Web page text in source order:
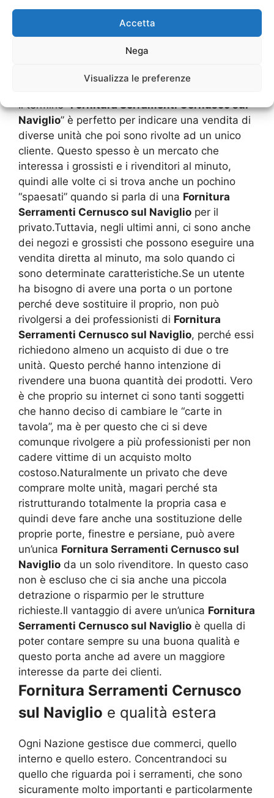
Accetta
Nega
Visualizza le preferenze
Fornitura Serramenti
Cernusco sul Naviglio
privati, cosa vuol dire?
Il termine “Fornitura Serramenti Cernusco sul
Naviglio” è perfetto per indicare una vendita di
diverse unità che poi sono rivolte ad un unico
cliente. Questo spesso è un mercato che
interessa i grossisti e i rivenditori al minuto,
quindi alle volte ci si trova anche un pochino
“spaesati” quando si parla di una Fornitura
Serramenti Cernusco sul Naviglio per il
privato.Tuttavia, negli ultimi anni, ci sono anche
dei negozi e grossisti che possono eseguire una
vendita diretta al minuto, ma solo quando ci
sono determinate caratteristiche.Se un utente
ha bisogno di avere una porta o un portone
perché deve sostituire il proprio, non può
rivolgersi a dei professionisti di Fornitura
Serramenti Cernusco sul Naviglio, perché essi
richiedono almeno un acquisto di due o tre
unità. Questo perché hanno intenzione di
rivendere una buona quantità dei prodotti. Vero
è che proprio su internet ci sono tanti soggetti
che hanno deciso di cambiare le “carte in
tavola”, ma è per questo che ci si deve
comunque rivolgere a più professionisti per non
cadere vittime di un acquisto molto
costoso.Naturalmente un privato che deve
comprare molte unità, magari perché sta
ristrutturando totalmente la propria casa e
quindi deve fare anche una sostituzione delle
proprie porte, finestre e persiane, può avere
un’unica Fornitura Serramenti Cernusco sul
Naviglio da un solo rivenditore. In questo caso
non è escluso che ci sia anche una piccola
detrazione o risparmio per le strutture
richieste.Il vantaggio di avere un’unica Fornitura
Serramenti Cernusco sul Naviglio è quella di
poter contare sempre su una buona qualità e
questo porta anche ad avere un maggiore
interesse da parte dei clienti.
Fornitura Serramenti Cernusco
sul Naviglio e qualità estera
Ogni Nazione gestisce due commerci, quello
interno e quello estero. Concentrandoci su
quello che riguarda poi i serramenti, che sono
sicuramente molto importanti e particolarmente